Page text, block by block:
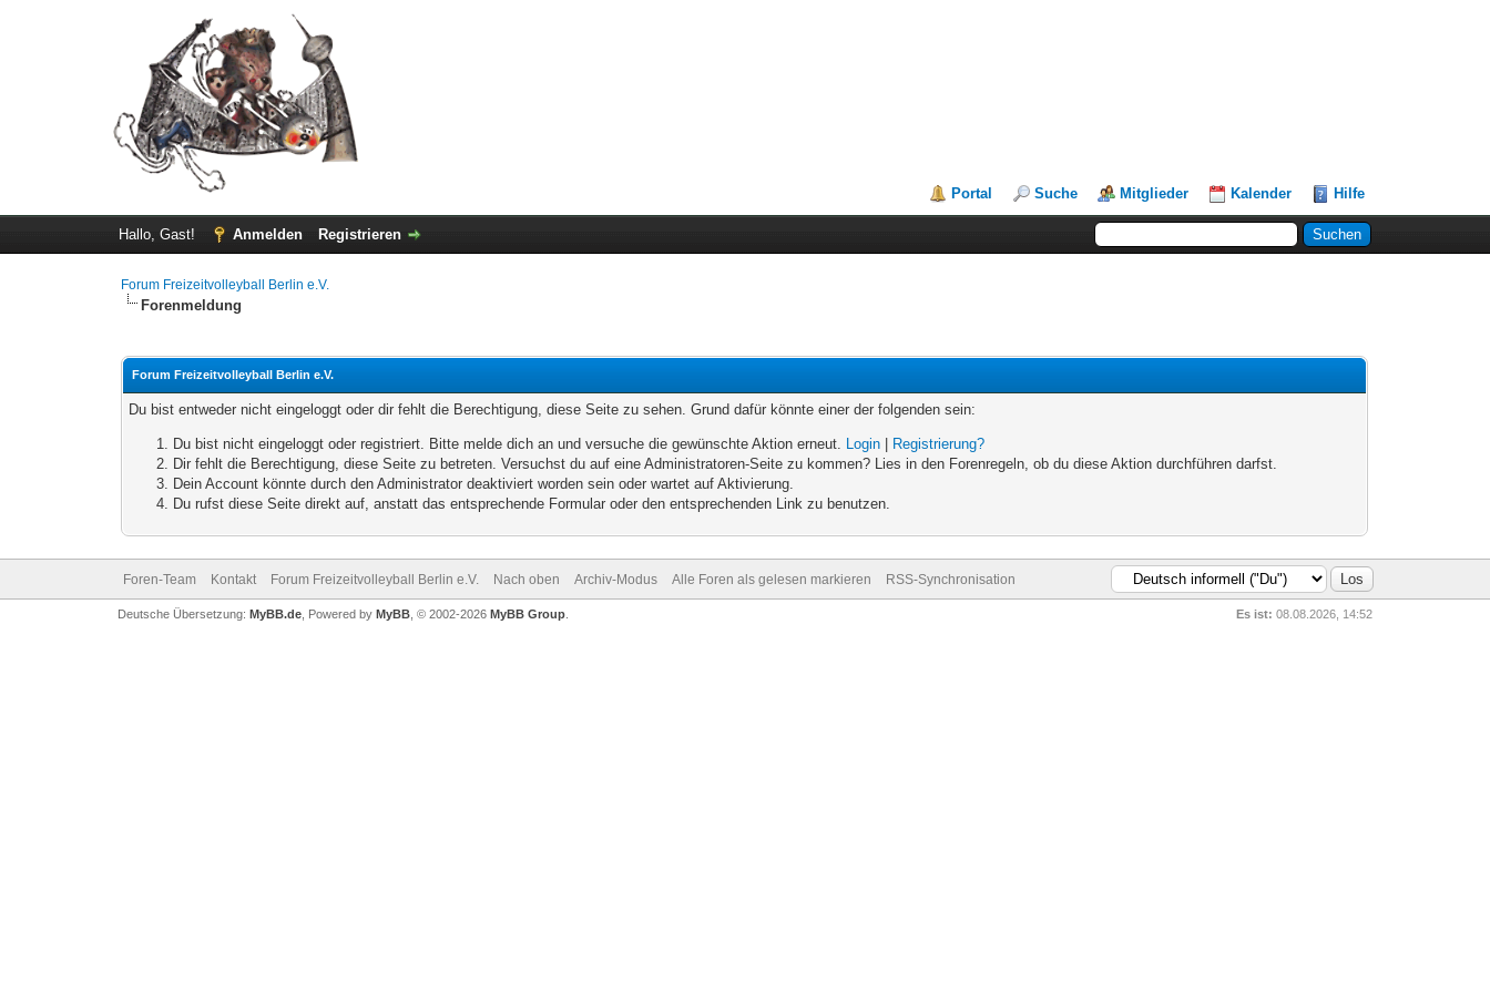
Portal Suche Mitglieder Kalender Hilfe
Hallo, Gast! Anmelden Registrieren
Forum Freizeitvolleyball Berlin e.V.
Forenmeldung
Forum Freizeitvolleyball Berlin e.V.
Du bist entweder nicht eingeloggt oder dir fehlt die Berechtigung, diese Seite zu sehen. Grund dafür könnte einer der folgenden sein:
Du bist nicht eingeloggt oder registriert. Bitte melde dich an und versuche die gewünschte Aktion erneut. Login
Registrierung?
Dir fehlt die Berechtigung, diese Seite zu betreten. Versuchst du auf eine Administratoren-Seite zu kommen? Lies in den Forenregeln, ob du diese Aktion durchführen darfst.
Dein Account könnte durch den Administrator deaktiviert worden sein oder wartet auf Aktivierung.
Du rufst diese Seite direkt auf, anstatt das entsprechende Formular oder den entsprechenden Link zu benutzen.
Foren-Team Kontakt Forum Freizeitvolleyball Berlin e.V. Nach oben Archiv-Modus Alle Foren als gelesen markieren RSS-Synchronisation
Es ist: 08.08.2026, 14:52
Deutsche Übersetzung: MyBB.de, Powered by MyBB, © 2002-2026 MyBB Group.